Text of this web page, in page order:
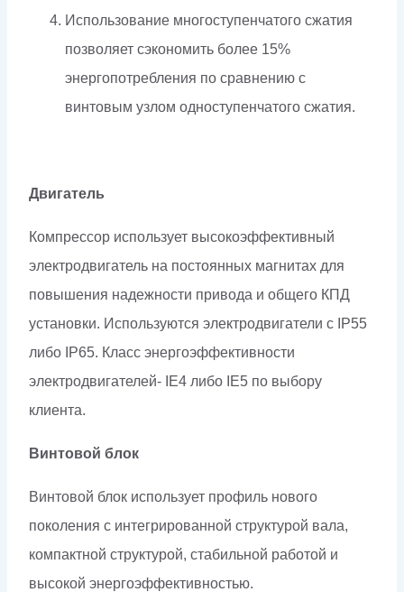
Использование многоступенчатого сжатия
позволяет сэкономить более 15%
энергопотребления по сравнению с
винтовым узлом одноступенчатого сжатия.
Двигатель
Компрессор использует высокоэффективный
электродвигатель на постоянных магнитах для
повышения надежности привода и общего КПД
установки. Используются электродвигатели с IP55
либо IP65. Класс энергоэффективности
электродвигателей- IE4 либо IE5 по выбору
клиента.
Винтовой блок
Винтовой блок использует профиль нового
поколения с интегрированной структурой вала,
компактной структурой, стабильной работой и
высокой энергоэффективностью.